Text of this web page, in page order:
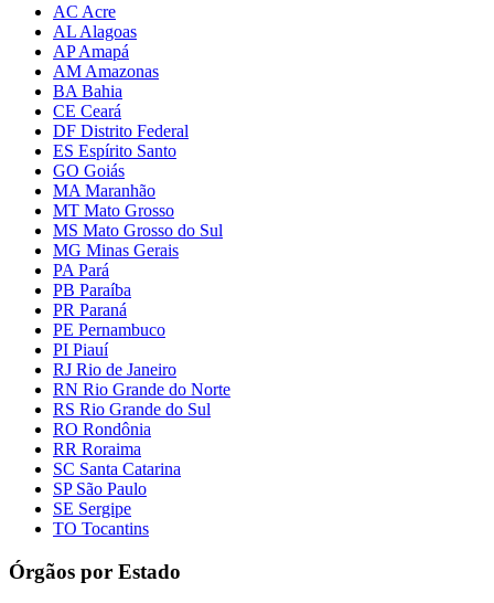
AC Acre
AL Alagoas
AP Amapá
AM Amazonas
BA Bahia
CE Ceará
DF Distrito Federal
ES Espírito Santo
GO Goiás
MA Maranhão
MT Mato Grosso
MS Mato Grosso do Sul
MG Minas Gerais
PA Pará
PB Paraíba
PR Paraná
PE Pernambuco
PI Piauí
RJ Rio de Janeiro
RN Rio Grande do Norte
RS Rio Grande do Sul
RO Rondônia
RR Roraima
SC Santa Catarina
SP São Paulo
SE Sergipe
TO Tocantins
Órgãos por Estado